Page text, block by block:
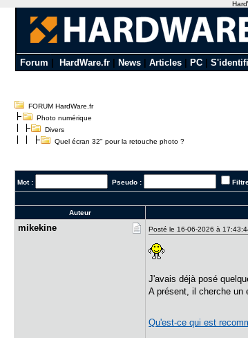
Forum HardWare.fr| News| Articles| PC|
FORUM HardWare.fr
Photo numérique
Divers
Quel écran 32" pour la retouche photo ?
Mot : Pseudo :
Auteur
mikekine Posté le 16-06-2026 à
J'avais déjà posé
A présent, il cherche un
Qu'est-ce qui est